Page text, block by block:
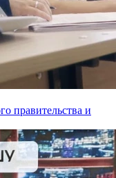
правительства и